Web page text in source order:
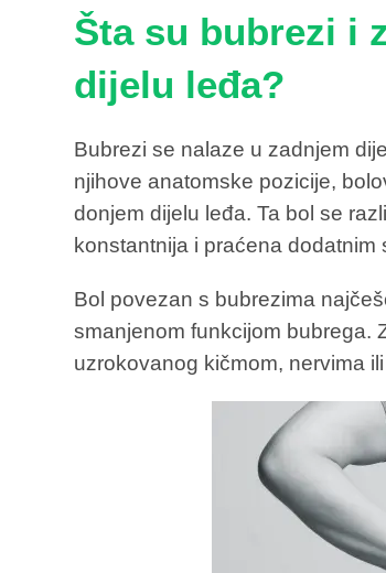
Šta su bubrezi i
dijelu leđa?
Bubrezi se nalaze u zadnjem
njihove anatomske pozicije,
donjem dijelu leđa. Ta bol se
konstantnija i praćena dodatnim
Bol povezan s bubrezima
smanjenom funkcijom bubrega.
uzrokovanog kičmom, nervima